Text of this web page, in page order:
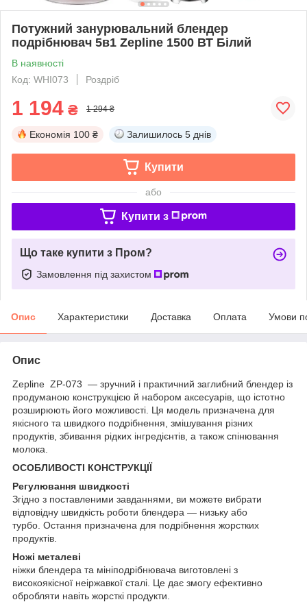
Потужний занурювальний блендер
подрібнювач 5в1 Zepline 1500 ВТ Білий
В наявності
Код: WHI073
Роздріб
1 194 ₴ 1 294 ₴
Економія 100 ₴ Залишилось 5 днів
Купити
або
Купити з
Що таке купити з Пром?
Замовлення під захистом
Опис Характеристики Доставка Оплата Умови
Опис
Zepline ZP-073 — зручний і практичний заглибний блендер із
продуманою конструкцією й набором аксесуарів, що істотно
розширюють його можливості. Ця модель призначена для
якісного та швидкого подрібнення, змішування різних
продуктів, збивання рідких інгредієнтів, а також спінювання
молока.
ОСОБЛИВОСТІ КОНСТРУКЦІЇ
Регулювання швидкості
Згідно з поставленими завданнями, ви можете вибрати
відповідну швидкість роботи блендера — низьку або
турбо. Остання призначена для подрібнення жорстких
продуктів.
Ножі металеві
ніжки блендера та мініподрібнювача виготовлені з
високоякісної неіржавкої сталі. Це дає змогу ефективно
обробляти навіть жорсткі продукти.